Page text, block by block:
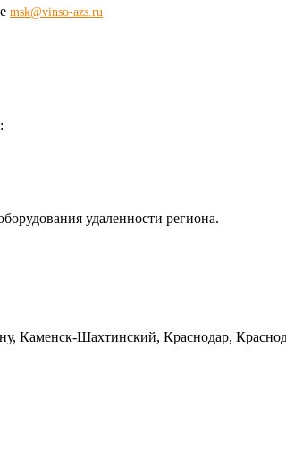
msk@vinso-azs.ru
удаленности региона.
Каменск-Шахтинский, Краснодар,